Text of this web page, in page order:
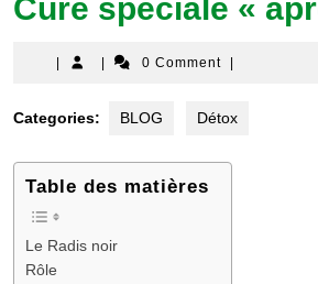
Cure spéciale «
0 Comment
Categories: BLOG Détox
Table des matières
Le Radis noir
Rôle